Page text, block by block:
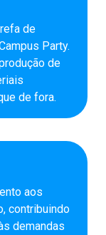
de
Party.
de
de fora.
aos
contribuindo
demandas